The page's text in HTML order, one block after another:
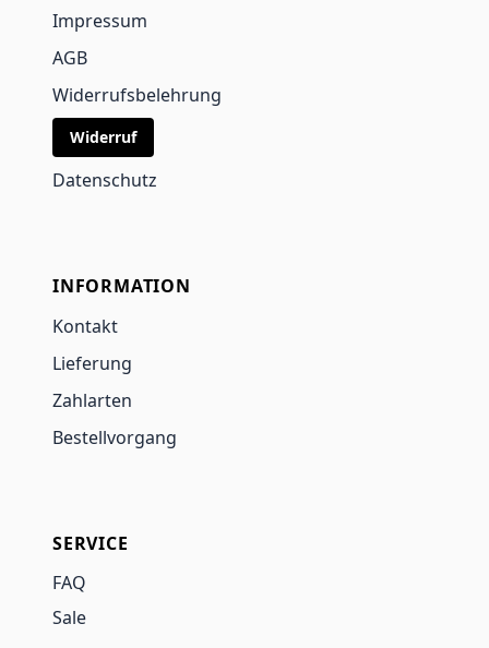
Impressum
AGB
Widerrufsbelehrung
Widerruf
Datenschutz
INFORMATION
Kontakt
Lieferung
Zahlarten
Bestellvorgang
SERVICE
FAQ
Sale